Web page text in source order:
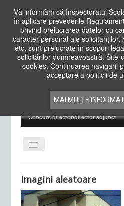
Vă informăm că Inspectoratul
în aplicare prevederile
privind prelucrarea datelor cu
caracter personal ale
etc. sunt prelucrate în scopuri
solicitărilor dumneavoastră.
cookies. Continuarea navigarii
acceptare a politicii de
MAI MULTE
Cauta
in
siteAcasa Cadre Didactice
Examene Naționale
Concurs director/director adjunct
Comută
navigarea
Imagini aleatoare